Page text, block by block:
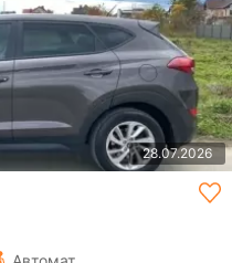
28.07.2026